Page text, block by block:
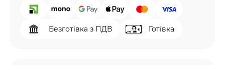
Безготівка з ПДВ Готівка